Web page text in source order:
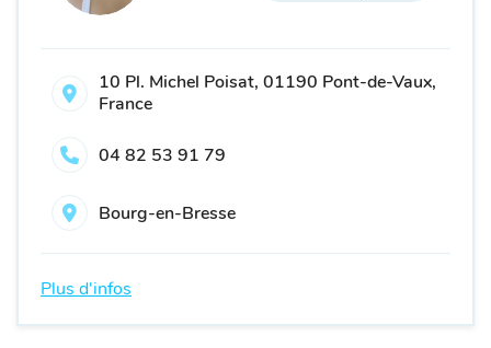
10 Pl. Michel Poisat, 01190 Pont-de-Vaux,
France
04 82 53 91 79
Bourg-en-Bresse
Plus d'infos